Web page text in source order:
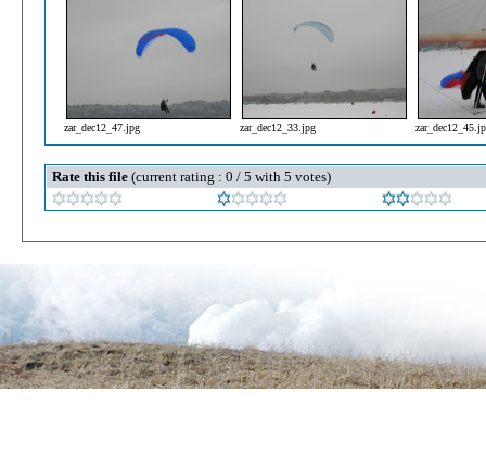
zar_dec12_47.jpg zar_dec12_33.jpg
Rate this file (current rating : 0 / 5 with 5 votes)